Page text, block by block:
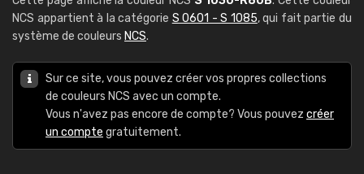
NCS appartient à la catégorie S 0601 - S 1085, qui fait partie du
système de couleurs NCS.
Sur ce site, vous pouvez créer vos propres collections
de couleurs NCS avec un compte.
Vous n'avez pas encore de compte? Vous pouvez créer
un compte gratuitement.